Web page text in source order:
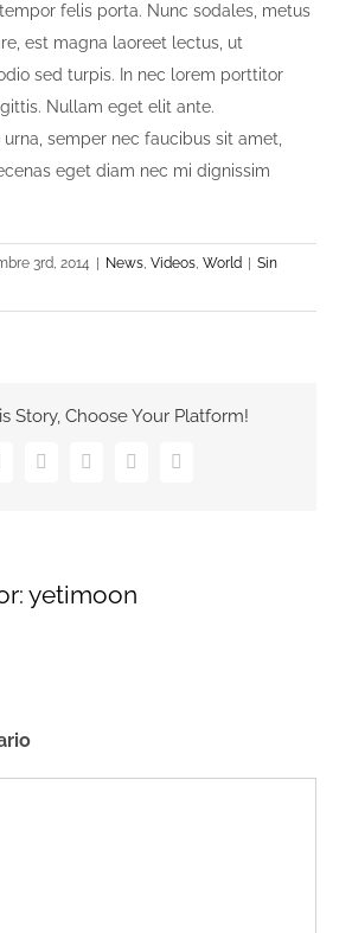
felis porta. Nunc sodales, metus
est magna laoreet lectus, ut
sed turpis. In nec lorem porttitor
Nullam eget elit ante.
semper nec faucibus sit amet,
eget diam nec mi dignissim
3rd, 2014 News, Videos, World
Sin
Story, Choose Your Platform!
TwitterPinterestVk
Correo
yetimoon